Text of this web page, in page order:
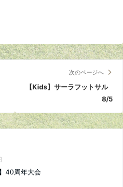
次のページへ
【Kids】サーラフットサル
8/5
40周年大会